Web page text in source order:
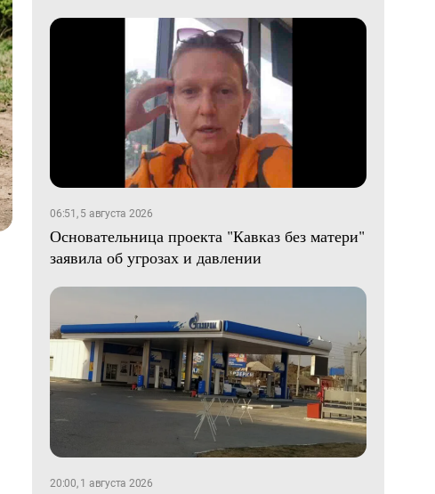
06:51, 5 августа 2026
Основательница проекта "Кавказ без матери"
заявила об угрозах и давлении
20:00, 1 августа 2026